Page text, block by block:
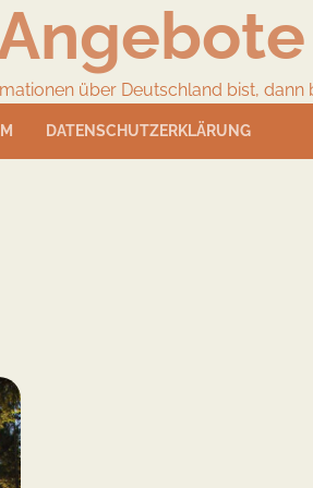
über Deutschland bist,
DATENSCHUTZERKLÄRUNG